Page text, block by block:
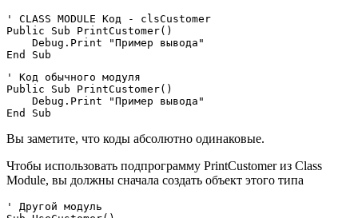
' CLASS MODULE Код - clsCustomer
Public Sub PrintCustomer()
    Debug.Print "Пример вывода"
' Код обычного модуля
Public Sub PrintCustomer()
    Debug.Print "Пример вывода"
Вы заметите, что коды абсолютно одинаковые.
Чтобы использовать подпрограмму PrintCustomer из Class
Module, вы должны сначала создать объект этого типа
' Другой модуль